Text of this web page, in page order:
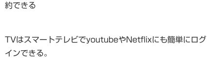
約できる
TVはスマートテレビでyoutubeやNetflixにも簡単にログ
インできる。